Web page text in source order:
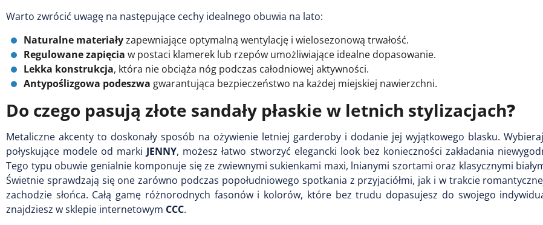
Warto zwrócić uwagę na następujące cechy idealnego obuwia na lato:
Naturalne materiałyzapewniające optymalną wentylację i wielosezonową trwałość.
Regulowane zapięcia w postaci klamerek lub rzepów umożliwiające idealne dopasowanie.
Lekka konstrukcja, która nie obciąża nóg podczas całodniowej aktywności.
Antypoślizgowa podeszwa gwarantująca bezpieczeństwo na każdej miejskiej nawierzchni.
Do czego pasują złote sandały płaskie w letnich stylizacjach?
Metaliczne akcenty to doskonały sposób na ożywienie letniej garderoby i dodanie jej wyjątkowego blasku.
połyskujące modele od marki JENNY, możesz łatwo stworzyć elegancki look bez konieczności zakładania
Tego typu obuwie genialnie komponuje się ze zwiewnymi sukienkami maxi, lnianymi szortami oraz klasycznymi
Świetnie sprawdzają się one zarówno podczas popołudniowego spotkania z przyjaciółmi, jak i w trakcie
zachodzie słońca. Całą gamę różnorodnych fasonów i kolorów, które bez trudu dopasujesz do swojego
znajdziesz w sklepie internetowym CCC.